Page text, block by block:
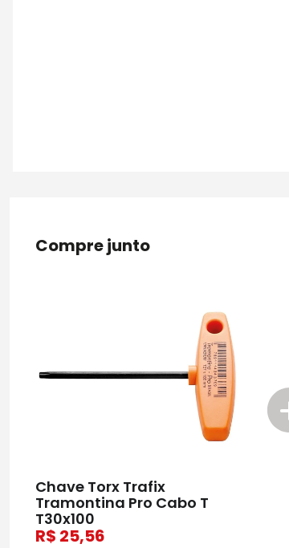
Compre junto
Chave Torx Trafix
Tramontina Pro Cabo T
T30x100
25,56